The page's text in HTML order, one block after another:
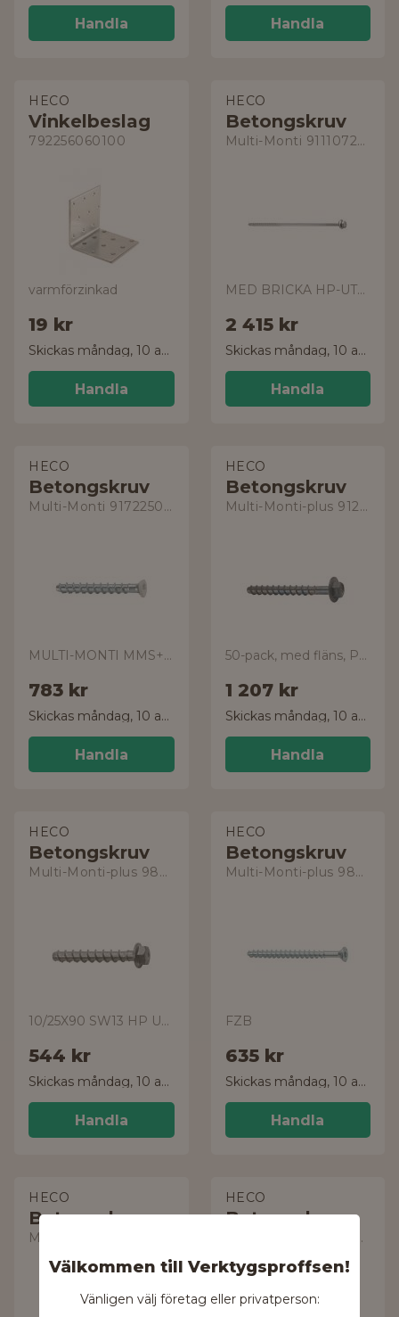
Välkommen till Verktygsproffsen!
Vänligen välj företag eller privatperson:
Handla Handla
HECO
Vinkelbeslag
792256060100
varmförzinkad
19 kr
Skickas måndag, 10 aug.
Handla
HECO
Betongskruv
Multi-Monti 911107250582
MED BRICKA HP-UTV-C3
2 415 kr
Skickas måndag, 10 aug.
Handla
HECO
Betongskruv
Multi-Monti 917225040712
MULTI-MONTI MMS+KS, LITET HUVUD
783 kr
Skickas måndag, 10 aug.
Handla
HECO
Betongskruv
Multi-Monti-plus 912107051581
50-pack, med fläns, Protect 4
1 207 kr
Skickas måndag, 10 aug.
Handla
HECO
Betongskruv
Multi-Monti-plus 9807550
10/25X90 SW13 HP UTV-C3 25-pack
544 kr
Skickas måndag, 10 aug.
Handla
HECO
Betongskruv
Multi-Monti-plus 9807561
FZB
635 kr
Skickas måndag, 10 aug.
Handla
HECO
Betongskruv
HECO
Betongskruv
Multi-Monti-plus 9807597